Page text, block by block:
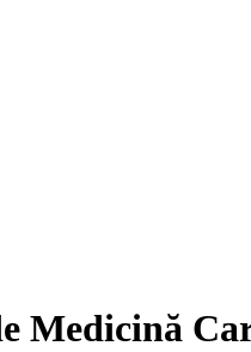
Medicină